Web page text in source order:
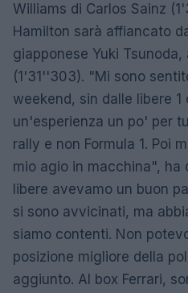
Williams di Carlos Sainz
Hamilton sarà affiancato
giapponese Yuki
(1'31''303). "Mi sono
weekend, sin dalle libere
un'esperienza un po' per
rally e non Formula 1. Poi
mio agio in macchina", ha
libere avevamo un buon
si sono avvicinati, ma
siamo contenti. Non
posizione migliore della
aggiunto. Al box Ferrari,